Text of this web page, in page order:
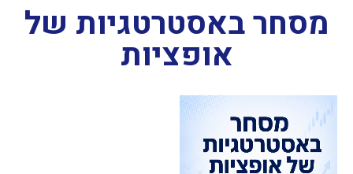
מסחר באסטרטגיות של
אופציות